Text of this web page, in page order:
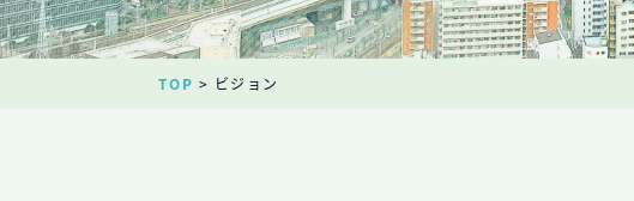
TOP > ビジョン